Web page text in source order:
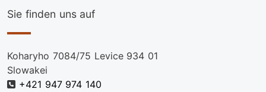
Sie finden uns auf
Koharyho 7084/75 Levice 934 01
Slowakei
+421 947 974 140